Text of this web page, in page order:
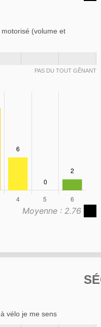
(volume et
PAS DU TOUT GÊNANT
Moyenne : 2.76
vélo je me sens